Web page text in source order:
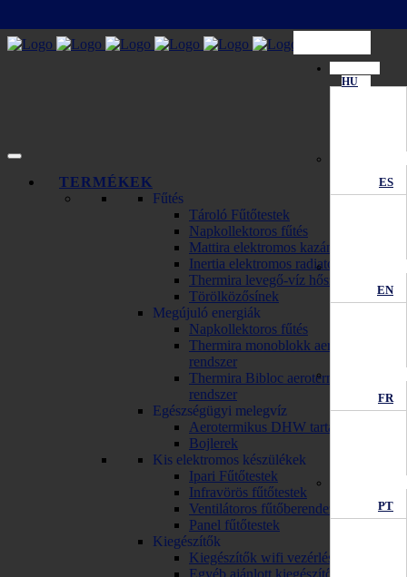
HU
ES
EN
FR
PT
TERMÉKEK
Fűtés
Tároló Fűtőtestek
Napkollektoros fűtés
Mattira elektromos kazánok
Inertia elektromos radiator
Thermira levegő-víz hőszivattyú
Törölközősínek
Megújuló energiák
Napkollektoros fűtés
Thermira monoblokk aerotermikus
rendszer
Thermira Bibloc aerotermikus
rendszer
Egészségügyi melegvíz
Aerotermikus DHW tartály
Bojlerek
Kis elektromos készülékek
Ipari Fűtőtestek
Infravörös fűtőtestek
Ventilátoros fűtőberendezések
Panel fűtőtestek
Kiegészítők
Kiegészítők wifi vezérléssel
Egyéb ajánlott kiegészítők